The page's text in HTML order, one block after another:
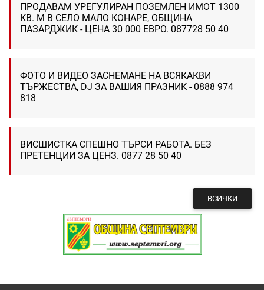
ПРОДАВАМ УРЕГУЛИРАН ПОЗЕМЛЕН ИМОТ 1300
КВ. М В СЕЛО МАЛО КОНАРЕ, ОБЩИНА
ПАЗАРДЖИК - ЦЕНА 30 000 ЕВРО. 087728 50 40
ФОТО И ВИДЕО ЗАСНЕМАНЕ НА ВСЯКАКВИ
ТЪРЖЕСТВА, DJ ЗА ВАШИЯ ПРАЗНИК - 0888 974
818
ВИСШИСТКА СПЕШНО ТЪРСИ РАБОТА. БЕЗ
ПРЕТЕНЦИИ ЗА ЦЕНЗ. 0877 28 50 40
ВСИЧКИ